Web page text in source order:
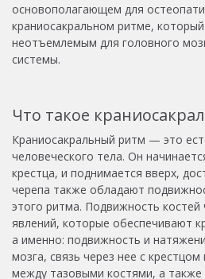
основополагающем для
краниосакральном ритме,
неотъемлемым для головного
системы.
Что такое
Краниосакральный ритм — это
человеческого тела. Он
крестца, и поднимается вверх,
черепа также обладают
этого ритма. Подвижность костей
явлений, которые обеспечивают
а именно: подвижность и
мозга, связь через нее с
между тазовыми костями, а также